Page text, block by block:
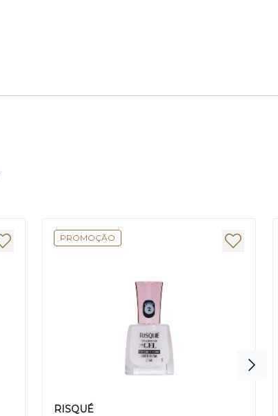
PROMOÇÃO
RISQUÉ